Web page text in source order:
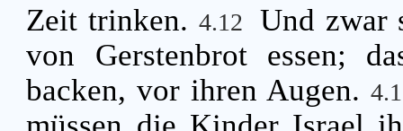
Zeit trinken. 4.12
Und zwar
von Gerstenbrot essen;
backen, vor ihren Augen.